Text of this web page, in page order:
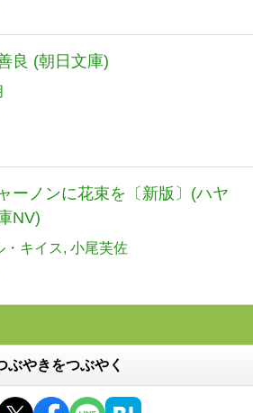
良 (朝日文庫)
ーノンに花束を〔新版〕(ハヤ
NV)
・キイス 小尾芙佐
ぶやきをつぶやく